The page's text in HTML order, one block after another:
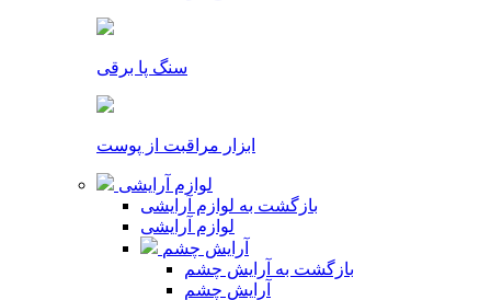
سنگ پا برقی
ابزار مراقبت از پوست
لوازم آرایشی
بازگشت به لوازم آرایشی
لوازم آرایشی
آرایش چشم
بازگشت به آرایش چشم
آرایش چشم